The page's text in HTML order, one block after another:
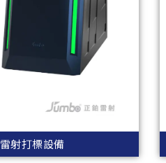
雷射打標設備